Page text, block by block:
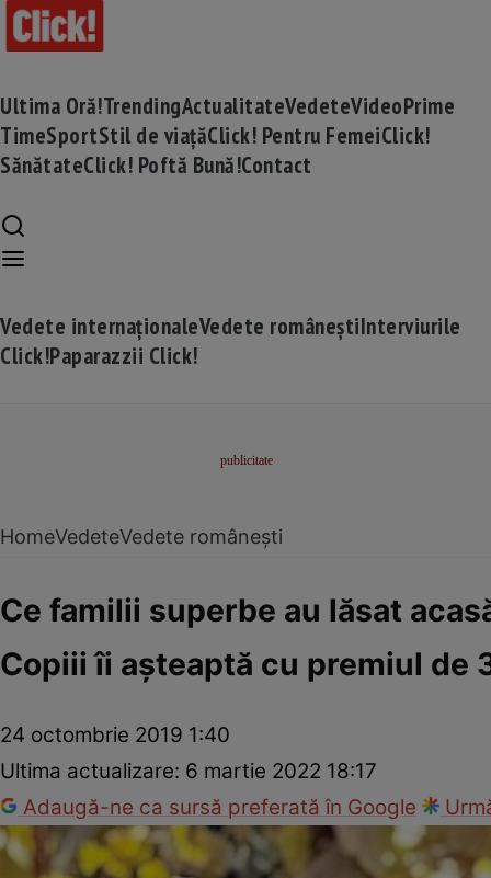
Ultima Oră!TrendingActualitateVedeteVideoPrime
TimeSportStil de viațăClick! Pentru FemeiClick!
SănătateClick! Poftă Bună!Contact
Vedete internaționaleVedete româneștiInterviurile
Click!Paparazzii Click!
HomeVedeteVedete românești
Ce familii superbe au lăsat
Copiii îi așteaptă cu premiul de
24 octombrie 2019 1:40
Ultima actualizare: 6 martie 2022 18:17
Adaugă-ne ca sursă preferată în Google